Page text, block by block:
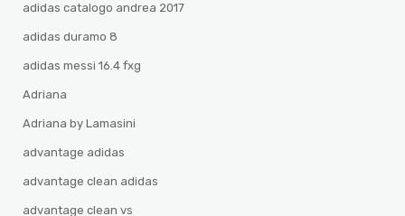
adidas catalogo andrea 2017
adidas duramo 8
adidas messi 16.4 fxg
Adriana
Adriana by Lamasini
advantage adidas
advantage clean adidas
advantage clean vs